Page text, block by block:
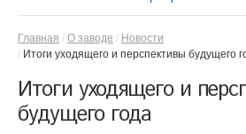
Главная О заводе
Новости
Итоги уходящего и перспективы будущего
Итоги уходящего и
будущего года